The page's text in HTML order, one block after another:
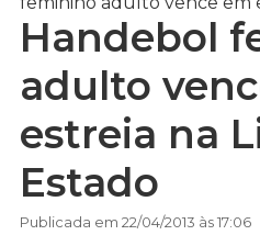
Handebol
adulto
estreia na
Estado
Publicada em 22/04/2013 às 17:06